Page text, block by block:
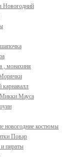
Новогодний
, монахиня
Мауса
новогодние костюмы
Повар
пираты